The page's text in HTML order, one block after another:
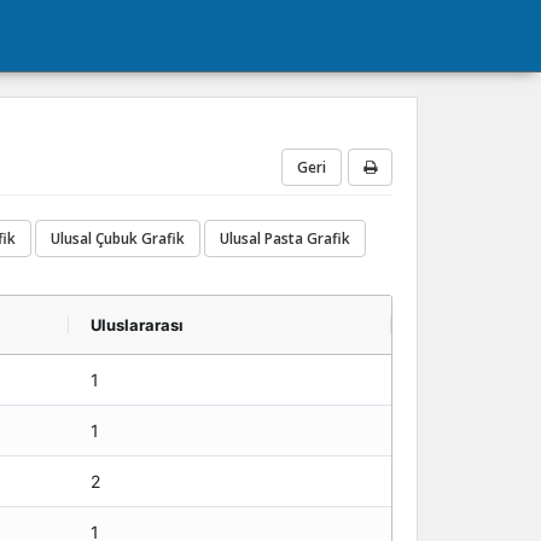
Geri
Ulusal Çubuk Grafik Ulusal Pasta Grafik
Uluslararası
1
1
2
1